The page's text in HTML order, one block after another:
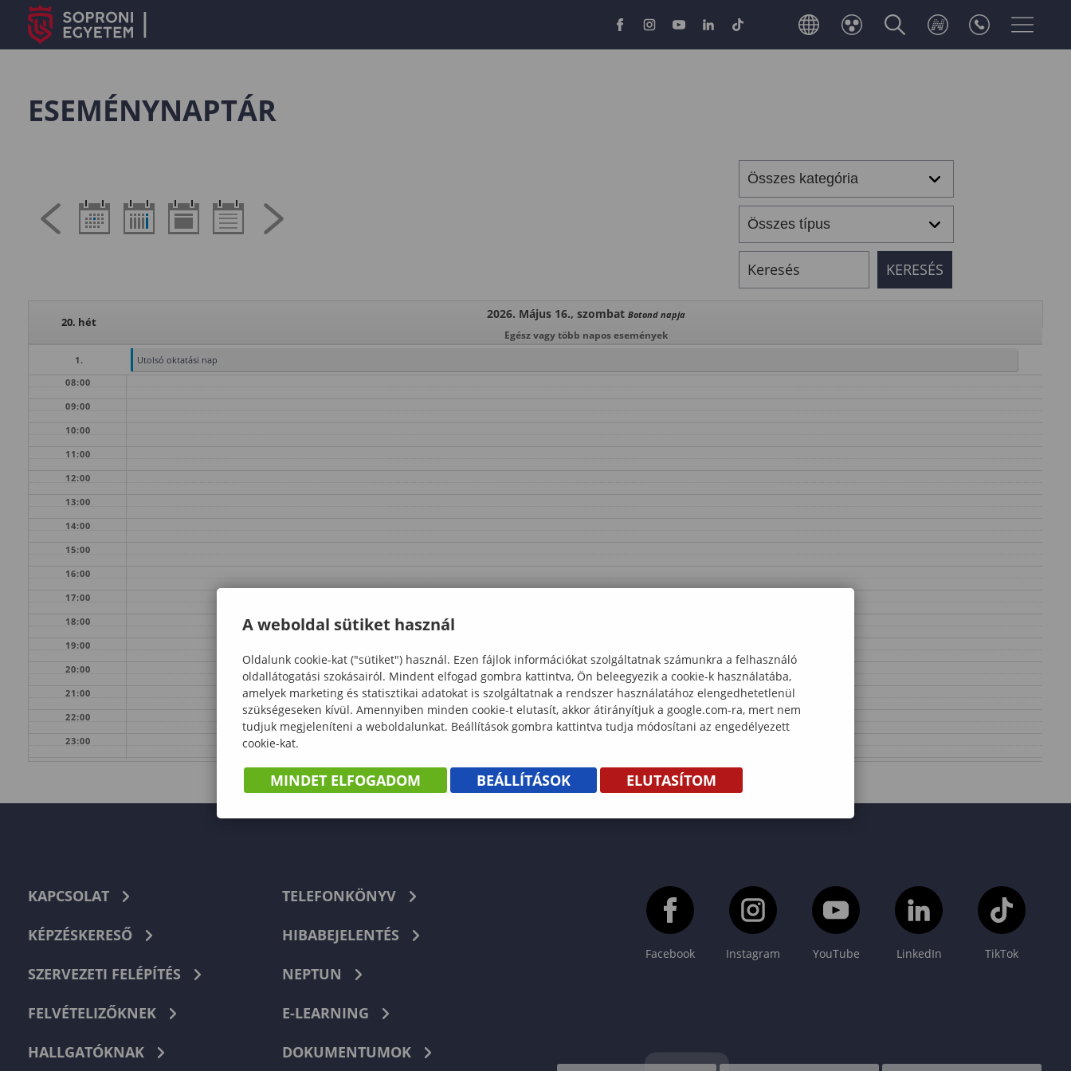
ESEMÉNYNAPTÁR
20. hét
2026. Május 16., szombat Botond napja
Egész vagy több napos események
1.
Utolsó oktatási nap
08:00
09:00
10:00
11:00
12:00
13:00
14:00
15:00
16:00
17:00
18:00
19:00
20:00
21:00
22:00
23:00
KAPCSOLAT
KÉPZÉSKERESŐ
SZERVEZETI FELÉPÍTÉS
FELVÉTELIZŐKNEK
HALLGATÓKNAK
TELEFONKÖNYV
HIBABEJELENTÉS
NEPTUN
E-LEARNING
DOKUMENTUMOK
Facebook Instagram YouTube LinkedIn TikTok
A weboldal sütiket használ
Oldalunk cookie-kat ("sütiket") használ. Ezen fájlok információkat szolgáltatnak számunkra a felhasználó
oldallátogatási szokásairól. Mindent elfogad gombra kattintva, Ön beleegyezik a cookie-k használatába,
amelyek marketing és statisztikai adatokat is szolgáltatnak a rendszer használatához elengedhetetlenül
szükségeseken kívül. Amennyiben minden cookie-t elutasít, akkor átirányítjuk a google.com-ra, mert nem
tudjuk megjeleníteni a weboldalunkat. Beállítások gombra kattintva tudja módosítani az engedélyezett
cookie-kat.
MINDET ELFOGADOM BEÁLLÍTÁSOK ELUTASÍTOM